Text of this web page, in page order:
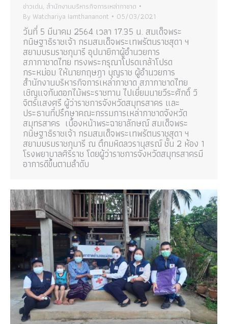
ข่าวเด่น, สำนักงานบริหารกิจการเหล่ากาชาด
By Watchariya Iamthananont 05/03/2021
วันที่ 5 มีนาคม​ 2564 เวลา 17.35 น. สมเด็จพระ
กนิษฐาธิราชเจ้า กรมสมเด็จพระเทพรัตนราชสุดา ฯ
สยามบรมราชกุมารี อุปนายิกาผู้อำนวยการ
สภากาชาดไทย ทรงพระกรุณาโปรดเกล้าโปรด
กระหม่อม ให้นายกฤษฎา บุญราช ผู้อำนวยการ
สำนักงานบริหารกิจการเหล่ากาชาด สภากาชาดไทย
เชิญแจกันดอกไม้พระราชทาน ไปเยี่ยมนายวีระศักดิ์ วิ
จิตร์แสงศรี ผู้ว่าราชการจังหวัดสมุทรสาคร และ
ประธานที่ปรึกษาคณะกรรมการเหล่ากาชาดจังหวัด
สมุทรสาคร เบื้องหน้าพระฉายาลักษณ์ สมเด็จพระ
กนิษฐาธิราชเจ้า กรมสมเด็จพระเทพรัตนราชสุดา ฯ
สยามบรมราชกุมารี ณ ตึกมหิดลวรานุสรณ์ ชั้น 2 ห้อง 1
โรงพยาบาลศิริราช โดยผู้ว่าราชการจังหวัดสมุทรสาครมี
อาการดีขึ้นตามลำดับ